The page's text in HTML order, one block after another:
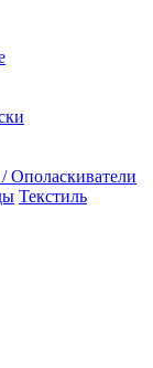
Ополаскиватели
Текстиль